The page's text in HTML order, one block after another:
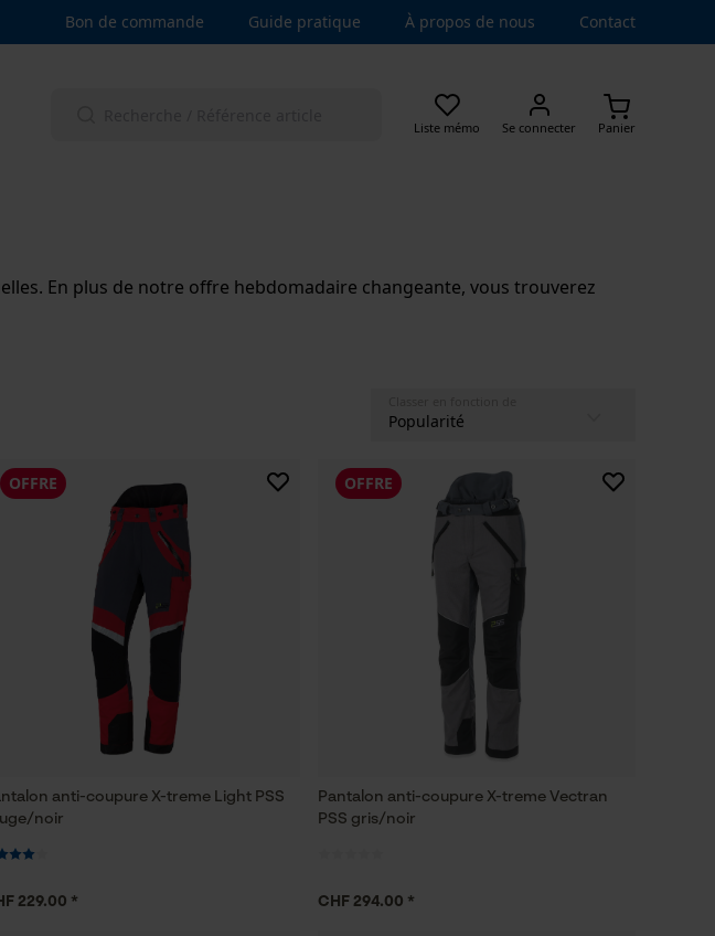
Bon de commande Guide pratique À propos de nous Contact
Liste mémo Se connecter Panier
En plus de notre offre hebdomadaire changeante, vous trouverez
anti-coupure X-treme Light PSS
noir
OFFRE
229.00 *
Pantalon anti-coupure X-treme Vectran
PSS gris/noir
OFFRE
CHF 294.00 *